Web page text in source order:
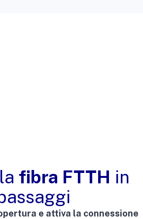
fibra FTTH in
e attiva la connessione